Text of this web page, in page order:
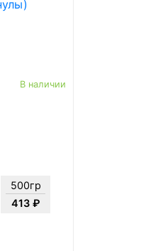
В наличии
500гр
413 ₽